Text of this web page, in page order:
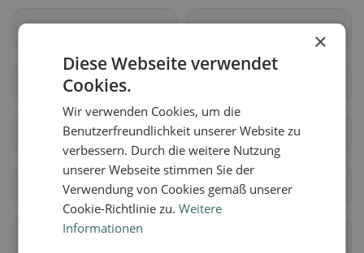
Lavey-Morcles
Noville Ollon
Ormont-Dessous Ormont-Dessus
Rennaz
×
Diese Webseite verwendet
Cookies.
Wir verwenden Cookies, um die
Benutzerfreundlichkeit unserer Website zu
verbessern. Durch die weitere Nutzung
unserer Webseite stimmen Sie der
Verwendung von Cookies gemäß unserer
Cookie-Richtlinie zu.Weitere
Informationen